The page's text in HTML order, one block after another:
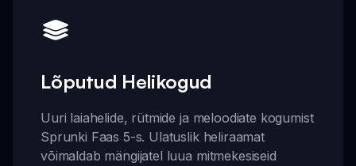
Lõputud Helikogud
Uuri laiahelide, rütmide ja meloodiate kogumist
Sprunki Faas 5-s. Ulatuslik heliraamat
võimaldab mängijatel luua mitmekesiseid